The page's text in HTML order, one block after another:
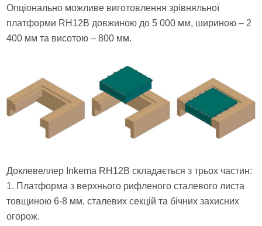
Опціонально можливе виготовлення зрівняльної
платформи RH12B довжиною до 5 000 мм, шириною – 2
400 мм та висотою – 800 мм.
Доклевеллер Inkema RH12B складається з трьох частин:
1. Платформа з верхнього рифленого сталевого листа
товщиною 6-8 мм, сталевих секцій та бічних захисних
огорож.